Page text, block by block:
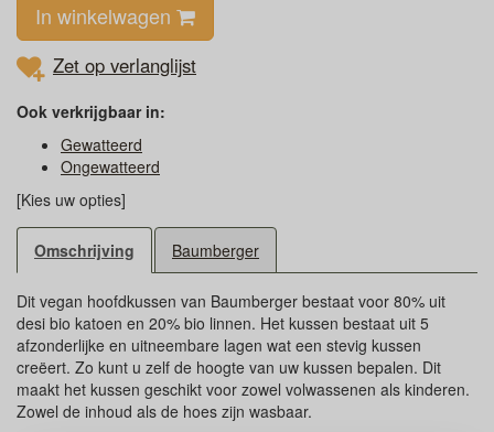
In winkelwagen
Zet op verlanglijst
Ook verkrijgbaar in:
Gewatteerd
Ongewatteerd
[Kies uw opties]
Omschrijving Baumberger
Dit vegan hoofdkussen van Baumberger bestaat voor 80% uit
desi bio katoen en 20% bio linnen. Het kussen bestaat uit 5
afzonderlijke en uitneembare lagen wat een stevig kussen
creëert. Zo kunt u zelf de hoogte van uw kussen bepalen. Dit
maakt het kussen geschikt voor zowel volwassenen als kinderen.
Zowel de inhoud als de hoes zijn wasbaar.